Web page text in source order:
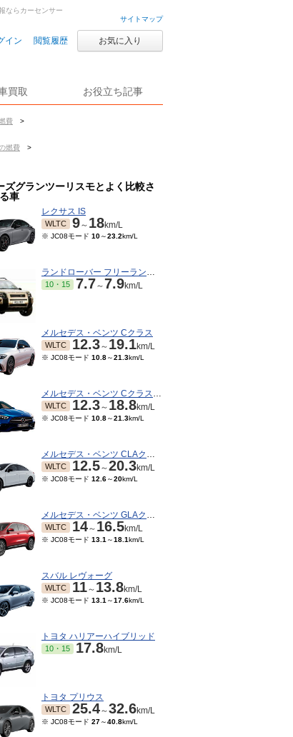
サイトマップ
イン 閲覧履歴 お気に入り
買取 お役立ち記事
費
>
燃費
>
ならカーセンサー
ズグランツーリスモとよく比較さ
車
レクサス IS
WLTC 9～ 18km/L
※ JC08モード 10～23.2km/L
ランドローバー フリーランダー
10・15 7.7～7.9km/L
メルセデス・ベンツ Cクラス
WLTC 12.3～ 19.1km/L
※ JC08モード 10.8～21.3km/L
メルセデス・ベンツ Cクラスワゴン
WLTC 12.3～ 18.8km/L
※ JC08モード 10.8～21.3km/L
メルセデス・ベンツ CLAクラス
WLTC 12.5～20.3km/L
※ JC08モード 12.6～20km/L
メルセデス・ベンツ GLAクラス
WLTC 14～ 16.5km/L
※ JC08モード 13.1 ～18.1km/L
スバル レヴォーグ
WLTC 11～ 13.8km/L
※ JC08モード 13.1 ～17.6km/L
トヨタ ハリアーハイブリッド
10・15 17.8km/L
トヨタ プリウス
WLTC 25.4～32.6km/L
※ JC08モード 27～40.8km/L